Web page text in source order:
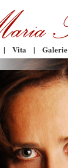
| Vita | Galerie